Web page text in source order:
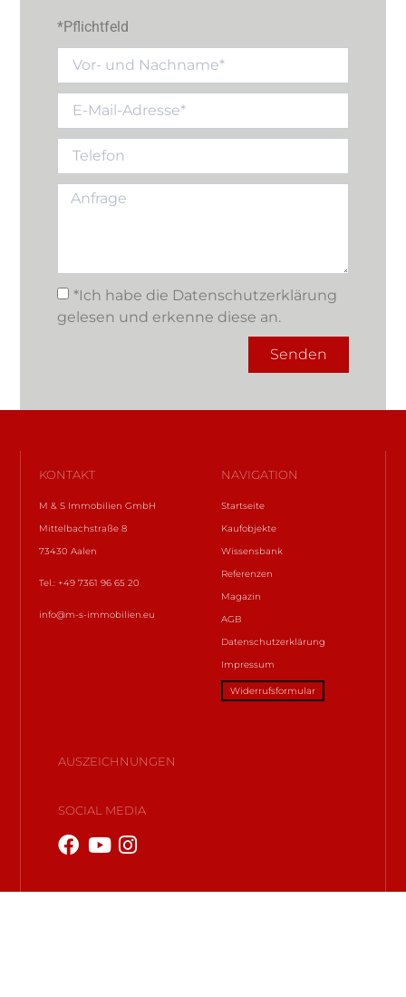
*Pflichtfeld
*Ich habe die Datenschutzerklärung
gelesen und erkenne diese an.
Senden
KONTAKT
M & S Immobilien GmbH
Mittelbachstraße 8
73430 Aalen
Tel.: +49 7361 96 65 20
info@m-s-immobilien.eu
NAVIGATION
Startseite
Kaufobjekte
Wissensbank
Referenzen
Magazin
AGB
Datenschutzerklärung
Impressum
Widerrufsformular
AUSZEICHNUNGEN
SOCIAL MEDIA